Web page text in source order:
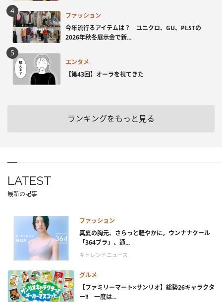
ファッション
今年流行るアイテムは？ ユニクロ、GU、PLSTの
2026年秋冬展示会で新...
エンタメ
【第43回】オーラを視てきた
ランキングをもっと見る
LATEST
最新の記事
ファッション
真夏の胸元、さらっと軽やかに。ウンナナクール
「364ブラ」、通...
＃トレンドニュース
グルメ
【ファミリーマート×サンリオ】総勢26キャラクタ
ー!! 一度は...